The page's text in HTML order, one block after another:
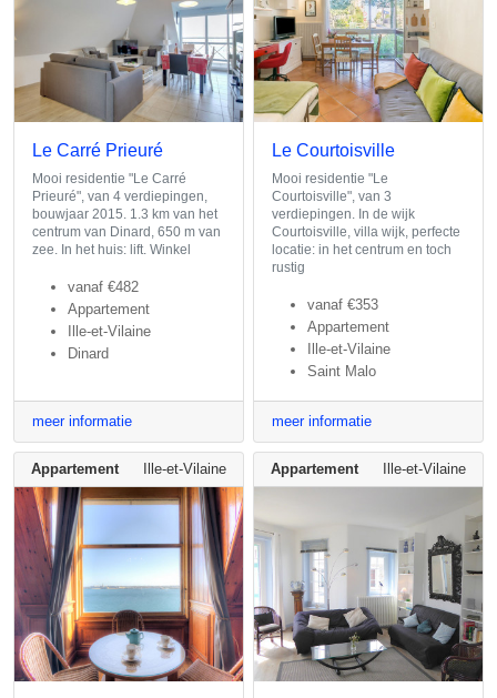
Le Carré Prieuré
Mooi residentie "Le Carré
Prieuré", van 4 verdiepingen,
bouwjaar 2015. 1.3 km van het
centrum van Dinard, 650 m van
zee. In het huis: lift. Winkel
vanaf €482
Appartement
Ille-et-Vilaine
Dinard
meer informatie
Le Courtoisville
Mooi residentie "Le
Courtoisville", van 3
verdiepingen. In de wijk
Courtoisville, villa wijk, perfecte
locatie: in het centrum en toch
rustig
vanaf €353
Appartement
Ille-et-Vilaine
Saint Malo
meer informatie
Appartement Ille-et-Vilaine Appartement Ille-et-Vilaine